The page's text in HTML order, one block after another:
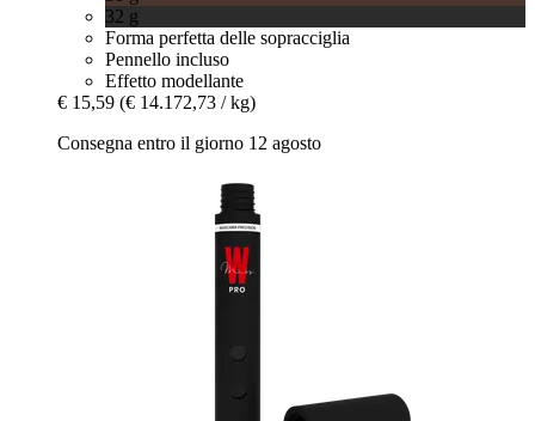
32 g
Forma perfetta delle sopracciglia
Pennello incluso
Effetto modellante
€ 15,59 (€ 14.172,73 / kg)
Consegna entro il giorno 12 agosto